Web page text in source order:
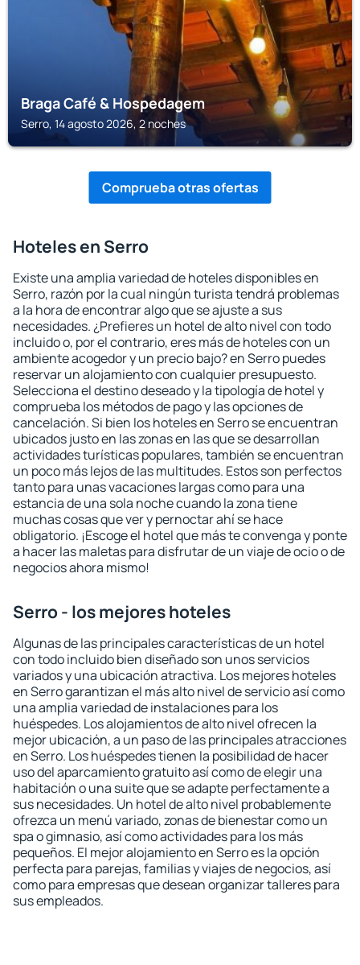
Braga Café & Hospedagem
Serro, 14 agosto 2026, 2 noches
Comprueba otras ofertas
Hoteles en Serro
Existe una amplia variedad de hoteles disponibles en
Serro, razón por la cual ningún turista tendrá problemas
a la hora de encontrar algo que se ajuste a sus
necesidades. ¿Prefieres un hotel de alto nivel con todo
incluido o, por el contrario, eres más de hoteles con un
ambiente acogedor y un precio bajo? en Serro puedes
reservar un alojamiento con cualquier presupuesto.
Selecciona el destino deseado y la tipología de hotel y
comprueba los métodos de pago y las opciones de
cancelación. Si bien los hoteles en Serro se encuentran
ubicados justo en las zonas en las que se desarrollan
actividades turísticas populares, también se encuentran
un poco más lejos de las multitudes. Estos son perfectos
tanto para unas vacaciones largas como para una
estancia de una sola noche cuando la zona tiene
muchas cosas que ver y pernoctar ahí se hace
obligatorio. ¡Escoge el hotel que más te convenga y ponte
a hacer las maletas para disfrutar de un viaje de ocio o de
negocios ahora mismo!
Serro - los mejores hoteles
Algunas de las principales características de un hotel
con todo incluido bien diseñado son unos servicios
variados y una ubicación atractiva. Los mejores hoteles
en Serro garantizan el más alto nivel de servicio así como
una amplia variedad de instalaciones para los
huéspedes. Los alojamientos de alto nivel ofrecen la
mejor ubicación, a un paso de las principales atracciones
en Serro. Los huéspedes tienen la posibilidad de hacer
uso del aparcamiento gratuito así como de elegir una
habitación o una suite que se adapte perfectamente a
sus necesidades. Un hotel de alto nivel probablemente
ofrezca un menú variado, zonas de bienestar como un
spa o gimnasio, así como actividades para los más
pequeños. El mejor alojamiento en Serro es la opción
perfecta para parejas, familias y viajes de negocios, así
como para empresas que desean organizar talleres para
sus empleados.